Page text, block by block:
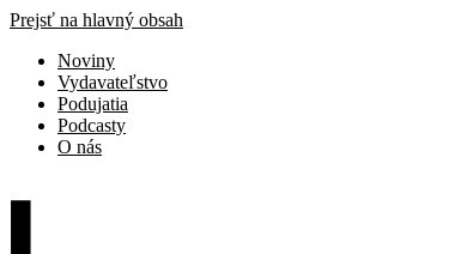
Prejsť na hlavný obsah
Noviny
Vydavateľstvo
Podujatia
Podcasty
O nás